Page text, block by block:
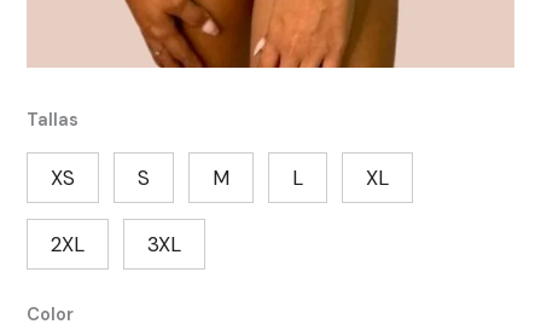
Tallas
XS S M L XL
2XL 3XL
Color